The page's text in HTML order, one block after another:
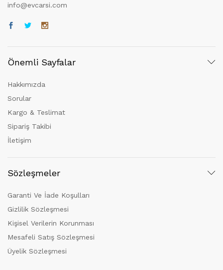
info@evcarsi.com
Önemli Sayfalar
Hakkımızda
Sorular
Kargo & Teslimat
Sipariş Takibi
İletişim
Sözleşmeler
Garanti Ve İade Koşulları
Gizlilik Sözleşmesi
Kişisel Verilerin Korunması
Mesafeli Satış Sözleşmesi
Üyelik Sözleşmesi